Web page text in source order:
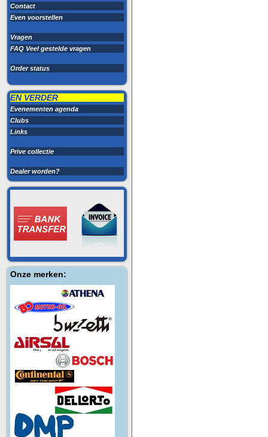
Contact
Even voorstellen
Vragen
FAQ Veel gestelde vragen
Order status
EN VERDER
Evenementen agenda
Clubs
Links
Prive collectie
Dealer worden?
Onze merken: